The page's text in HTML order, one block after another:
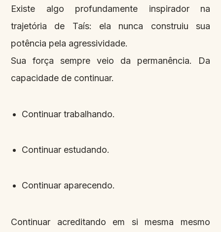
Existe algo profundamente inspirador na
trajetória de Taís: ela nunca construiu sua
potência pela agressividade.
Sua força sempre veio da permanência. Da
capacidade de continuar.
Continuar trabalhando.
Continuar estudando.
Continuar aparecendo.
Continuar acreditando em si mesma mesmo